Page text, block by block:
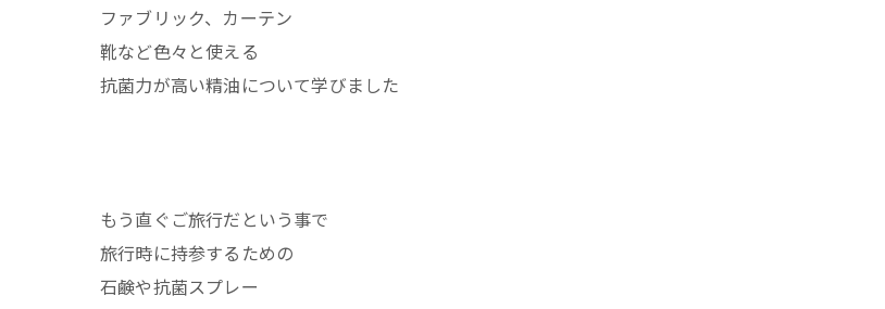
ファブリック、カーテン
靴など色々と使える
抗菌力が高い精油について学びました
もう直ぐご旅行だという事で
旅行時に持参するための
石鹸や抗菌スプレー